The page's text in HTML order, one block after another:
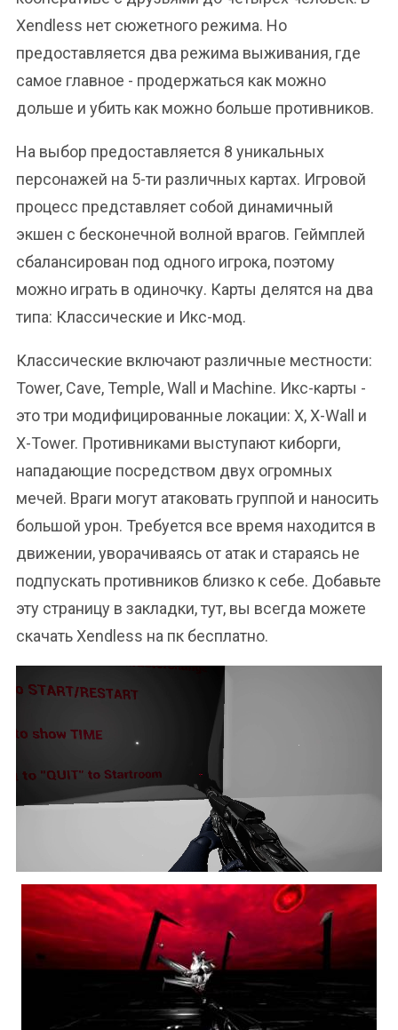
Xendless нет сюжетного режима. Но
предоставляется два режима выживания, где
самое главное - продержаться как можно
дольше и убить как можно больше противников.
На выбор предоставляется 8 уникальных
персонажей на 5-ти различных картах. Игровой
процесс представляет собой динамичный
экшен с бесконечной волной врагов. Геймплей
сбалансирован под одного игрока, поэтому
можно играть в одиночку. Карты делятся на два
типа: Классические и Икс-мод.
Классические включают различные местности:
Tower, Cave, Temple, Wall и Machine. Икс-карты -
это три модифицированные локации: Х, X-Wall и
X-Tower. Противниками выступают киборги,
нападающие посредством двух огромных
мечей. Враги могут атаковать группой и наносить
большой урон. Требуется все время находится в
движении, уворачиваясь от атак и стараясь не
подпускать противников близко к себе. Добавьте
эту страницу в закладки, тут, вы всегда можете
скачать Xendless на пк бесплатно.